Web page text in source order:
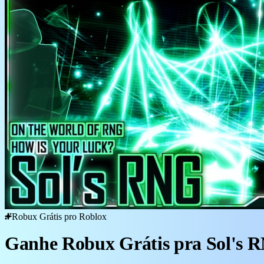
Robux Grátis pro Roblox
Ganhe Robux Grátis pra Sol's